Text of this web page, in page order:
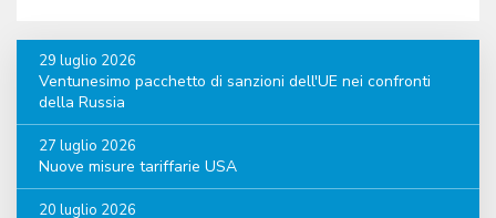
29 luglio 2026
Ventunesimo pacchetto di sanzioni dell'UE nei confronti
della Russia
27 luglio 2026
Nuove misure tariffarie USA
20 luglio 2026